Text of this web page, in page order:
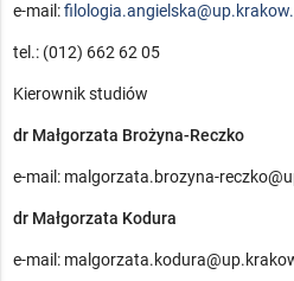
e-mail:
tel.: (012) 662 62 05
Kierownik studiów
dr Małgorzata Brożyna-Reczko
e-mail: malgorzata.brozyna-
dr Małgorzata Kodura
e-mail: